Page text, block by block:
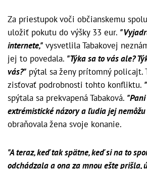
Za priestupok voči občianskemu
uložiť pokutu do výšky 33 eur.
internete," vysvetlila Tabakovej
jej to povedala. "Týka sa to vás ale?
vás?" pýtal sa ženy prítomný policajt.
zisťovať podrobnosti tohto konfliktu.
spýtala sa prekvapená Tabaková.
extrémistické názory a ľudia jej
obraňovala žena svoje konanie.
"A teraz, keď tak spätne, keď si na to
odchádzala a ona za mnou ešte prišla,